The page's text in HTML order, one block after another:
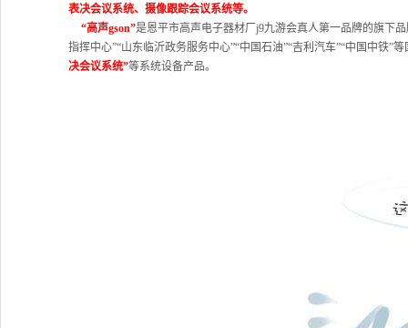
表决会议系统、摄像跟踪会议系统等。
“高声gson”是恩平市高声电子器材厂j9九游会真人第一品牌的旗下
指挥中心”“山东临沂政务服务中心”“中国石油”“吉利汽车”“中国中铁”
决会议系统”等系统设备产品。